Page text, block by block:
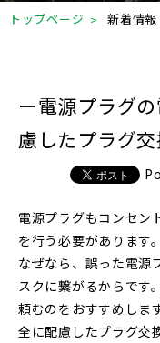
トップページ 新着情報
ー電源プラグ
慮したプラグ
電源プラグもコンセン
を行う必要があります。
なぜなら、誤った電源
スクに繋がるからです
頼むのをおすすめしま
全に配慮したプラグ交